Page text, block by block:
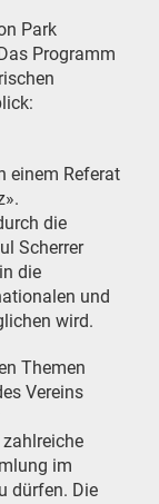
Park
Programm
einem Referat
die
Scherrer
die
und
wird.
Themen
Vereins
im
dürfen. Die